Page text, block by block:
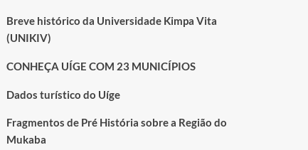
Breve histórico da Universidade Kimpa Vita
(UNIKIV)
CONHEÇA UÍGE COM 23 MUNICÍPIOS
Dados turístico do Uíge
Fragmentos de Pré História sobre a Região do
Mukaba